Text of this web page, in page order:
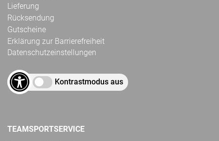
Lieferung
Rücksendung
Gutscheine
Erklärung zur Barrierefreiheit
Datenschutzeinstellungen
Kontrastmodus aus
TEAMSPORTSERVICE